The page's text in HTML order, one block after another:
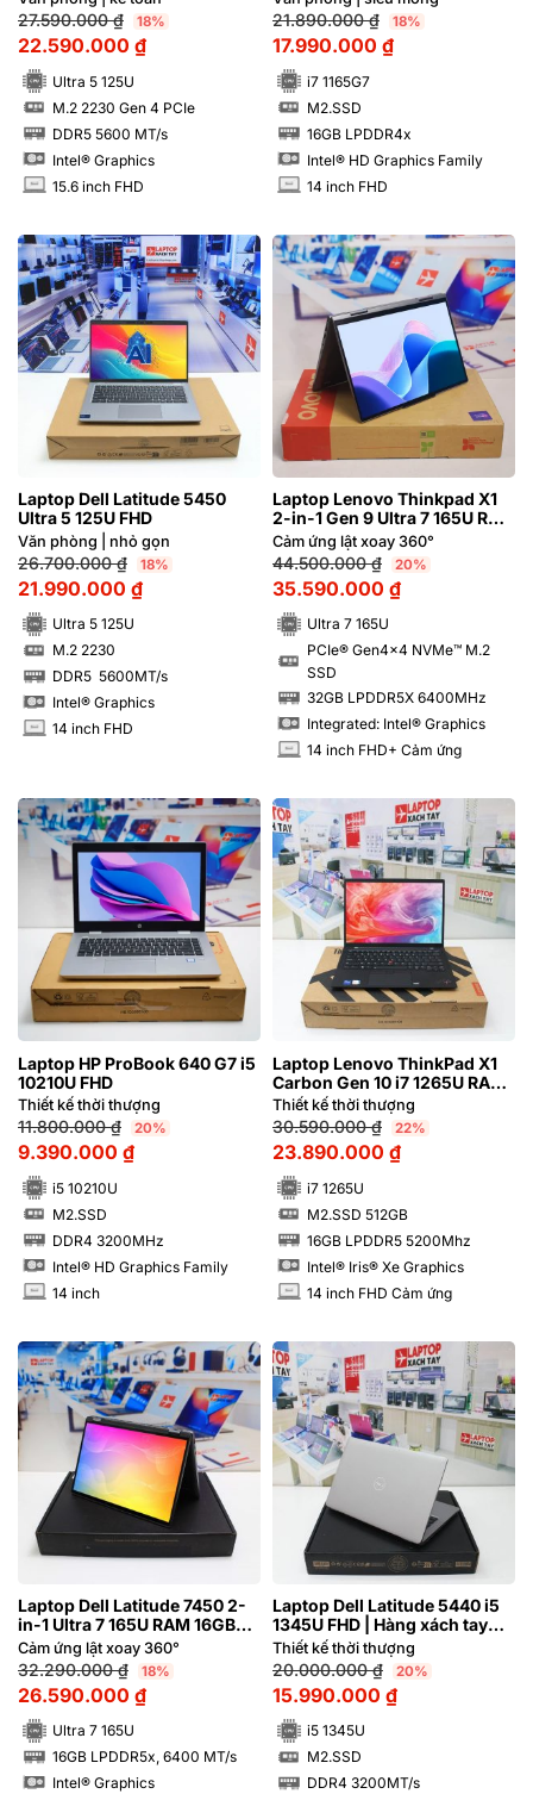
27.590.000₫ 18%
22.590.000 ₫
Ultra 5 125U
SSD M.2 2230 Gen 4 PCIe
DDR5 5600 MT/s
Intel® Graphics
INCH 15.6 inch FHD
99%
21.890.000₫ 18%
17.990.000 ₫
i7 1165G7
SSD M2.SSD
16GB LPDDR4x
Intel® HD Graphics Family
INCH 14 inch FHD
Laptop Dell Latitude 5450
Ultra 5 125U FHD
Văn phòng | nhỏ gọn
26.700.000₫ 18%
21.990.000 ₫
Ultra 5 125U
SSD M.2 2230
DDR5 5600MT/s
Intel® Graphics
INCH 14 inch FHD
Laptop Lenovo Thinkpad X1
2-in-1 Gen 9 Ultra 7 165U RAM
32GB FHD+ Cảm ứng lật xoay
360 độ | Hàng xách tay 99%
Cảm ứng lật xoay 360°
44.500.000₫ 20%
35.590.000 ₫
Ultra 7 165U
SSD
PCIe® Gen4x4 NVMe™ M.2
SSD
32GB LPDDR5X 6400MHz
Integrated: Intel® Graphics
INCH 14 inch FHD+ Cảm ứng
Laptop HP ProBook 640 G7 i5
10210U FHD
Thiết kế thời thượng
11.800.000₫ 20%
9.390.000 ₫
i5 10210U
M2.SSD
DDR4 3200MHz
Intel® HD Graphics Family
14 inch
Laptop Lenovo ThinkPad X1
Carbon Gen 10 i7 1265U RAM
16GB FHD Cảm ứng
Thiết kế thời thượng
30.590.000₫ 22%
23.890.000 ₫
i7 1265U
M2.SSD 512GB
16GB LPDDR5 5200Mhz
Intel® Iris® Xe Graphics
14 inch FHD Cảm ứng
Laptop Dell Latitude 7450 2-
in-1 Ultra 7 165U RAM 16GB
FHD+ Cảm ứng lật xoay 360
độ
Cảm ứng lật xoay 360°
32.290.000₫ 18%
26.590.000 ₫
Ultra 7 165U
16GB LPDDR5x, 6400 MT/s
Intel® Graphics
Laptop Dell Latitude 5440 i5
1345U FHD | Hàng xách tay
99%
Thiết kế thời thượng
20.000.000₫ 20%
15.990.000 ₫
i5 1345U
SSD M2.SSD
DDR4 3200MT/s